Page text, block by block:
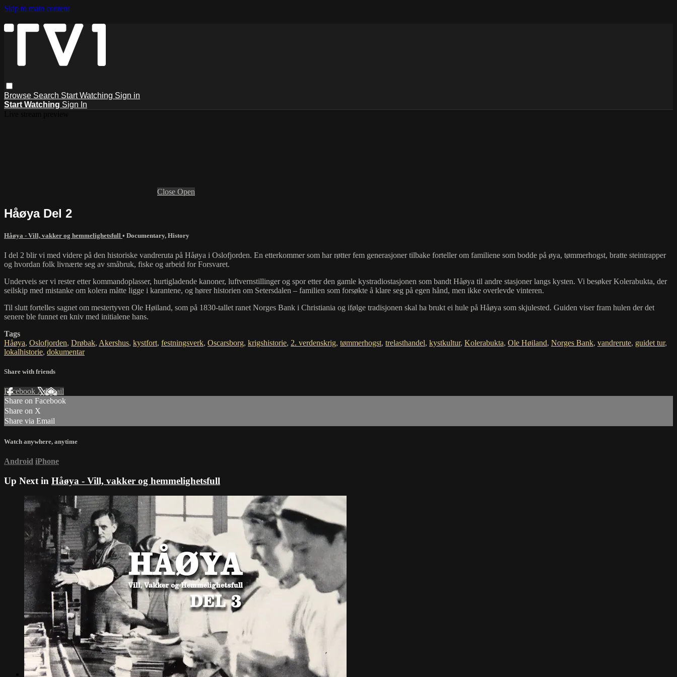
Skip to main content
Browse Search Start Watching Sign in
Start Watching Sign In
Close Open
Håøya Del 2
Håøya - Vill, vakker og hemmelighetsfull • Documentary, History
I del 2 blir vi med videre på den historiske vandreruta på Håøya i Oslofjorden. En etterkommer som har røtter fem generasjoner tilbake forteller om familiene som bodde på øya, tømmerhogst, bratte steintrapper
og hvordan folk livnærte seg av småbruk, fiske og arbeid for Forsvaret.
Underveis ser vi rester etter kommandoplasser, hurtigladende kanoner, luftvernstillinger og spor etter den gamle kystradiostasjonen som bandt Håøya til andre stasjoner langs kysten. Vi besøker Kolerabukta, der
seilskip med mistanke om kolera måtte ligge i karantene, og hører historien om Setersdalen – familien som forsøkte å klare seg på egen hånd, men ikke overlevde vinteren.
Til slutt fortelles sagnet om mestertyven Ole Høiland, som på 1830-tallet ranet Norges Bank i Christiania og ifølge tradisjonen skal ha brukt ei hule på Håøya som skjulested. Guiden viser fram hulen der det
senere ble funnet en kniv med initialene hans.
Tags
Håøya, Oslofjorden, Drøbak, Akershus, kystfort, festningsverk, Oscarsborg, krigshistorie, 2. verdenskrig, tømmerhogst, trelasthandel, kystkultur, Kolerabukta, Ole Høiland, Norges Bank, vandrerute, guidet tur,
lokalhistorie, dokumentar
Share with friends
Facebook XEmail
Share on Facebook
Share on X
Share via Email
Watch anywhere, anytime
Android iPhone
Up Next in Håøya - Vill, vakker og hemmelighetsfull